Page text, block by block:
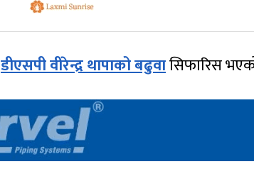
डीएसपी वीरेन्द्र थापाको बढुवासिफारिस